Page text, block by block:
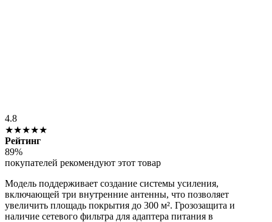
4.8
★★★★★
Рейтинг
89%
покупателей рекомендуют этот товар
Модель поддерживает создание системы усиления,
включающей три внутренние антенны, что позволяет
увеличить площадь покрытия до 300 м². Грозозащита и
наличие сетевого фильтра для адаптера питания в